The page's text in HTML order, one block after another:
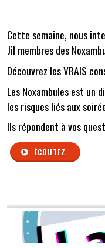
Cette semaine, nous
Jil membres des
Découvrez les VRAIS
Les Noxambules est un
les risques liés aux
Ils répondent à vos
ÉCOUTEZ